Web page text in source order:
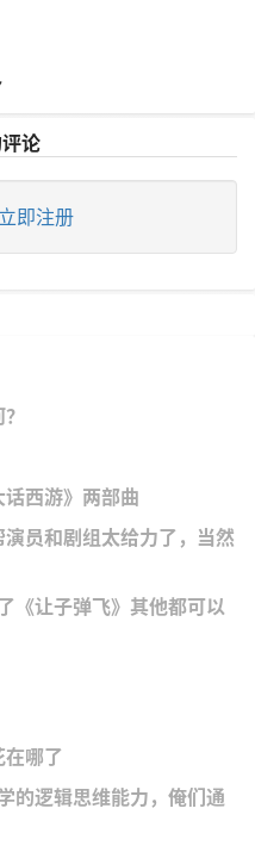
论
立即注册
西游》两部曲
员和剧组太给力了，当然
《让子弹飞》其他都可以
哪了
的逻辑思维能力，俺们通